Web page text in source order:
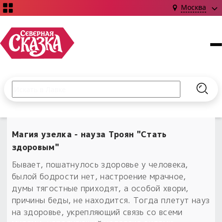
Москва
Издания о Славянской культуре и ведовстве
Коллекции
Наборы для курсов и книг
Обереги славян нательные
Сказки
Гадание
Магия
Библиография
С чего начать?
Материалы
Для алтаря
Расходные материалы
Новинки ›
Готовые заговоры
Для чего:
Введите текст и нажмите кнопку «Найти», чтобы
Магия узелка - науза Троян "Стать
здоровым"
Бывает, пошатнулось здоровье у человека,
былой бодрости нет, настроение мрачное,
думы тягостные приходят, а особой хвори,
причины беды, не находится. Тогда плетут науз
на здоровье, укрепляющий связь со всеми